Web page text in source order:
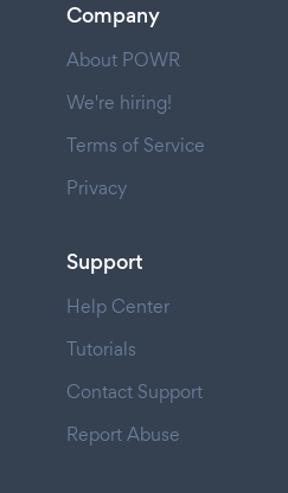
Company
About POWR
We're hiring!
Terms of Service
Privacy
Support
Help Center
Tutorials
Contact Support
Report Abuse